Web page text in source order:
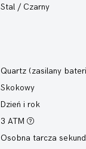
Stal / Czarny
Quartz (zasilany
Skokowy
Dzień i rok
3 ATM
Osobna tarcza